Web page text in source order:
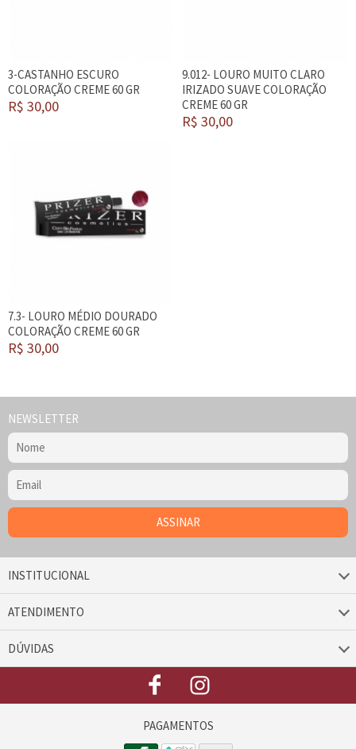
3-CASTANHO ESCURO
COLORAÇÃO CREME 60 GR
R$ 30,00
9.012- LOURO MUITO CLARO
IRIZADO SUAVE COLORAÇÃO
CREME 60 GR
R$ 30,00
7.3- LOURO MÉDIO DOURADO
COLORAÇÃO CREME 60 GR
R$ 30,00
NEWSLETTER
INSTITUCIONAL
ATENDIMENTO
DÚVIDAS